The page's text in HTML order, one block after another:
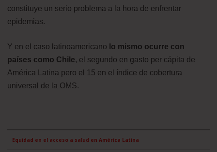
constituye un serio problema a la hora de enfrentar
epidemias.
Y en el caso latinoamericano lo mismo ocurre con
países como Chile, el segundo en gasto per cápita de
América Latina pero el 15 en el índice de cobertura
universal de la OMS.
Equidad en el acceso a salud en América Latina